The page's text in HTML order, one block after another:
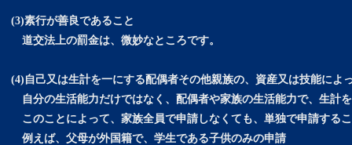
(3)素行が善良であること
道交法上の罰金は、微妙なところです。
(4)自己又は生計を一にする配偶者その他親族の、資産又は技能によ
自分の生活能力だけではなく、配偶者や家族の生活能力で、生計
このことによって、家族全員で申請しなくても、単独で申請する
例えば、父母が外国籍で、学生である子供のみの申請